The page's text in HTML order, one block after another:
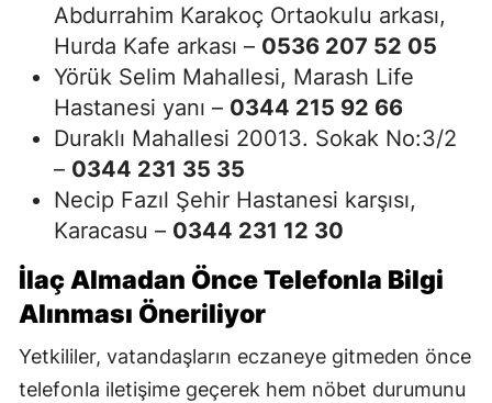
Abdurrahim Karakoç Ortaokulu arkası,
Hurda Kafe arkası – 0536 207 52 05
Yörük Selim Mahallesi, Marash Life
Hastanesi yanı – 0344 215 92 66
Duraklı Mahallesi 20013. Sokak No:3/2
– 0344 231 35 35
Necip Fazıl Şehir Hastanesi karşısı,
Karacasu – 0344 231 12 30
İlaç Almadan Önce Telefonla Bilgi
Alınması Öneriliyor
Yetkililer, vatandaşların eczaneye gitmeden önce
telefonla iletişime geçerek hem nöbet durumunu